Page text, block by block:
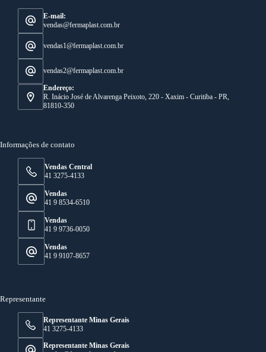
E-mail:
vendas@fermaplast.com.br
vendas1@fermaplast.com.br
vendas2@fermaplast.com.br
Endereço:
R. Inácio José de Alvarenga Peixoto, 220 - Xaxim - Curitiba - PR,
81810-350
Informações de contato
Vendas Central
41 3275-4133
Vendas
41 9 8534-6510
Vendas
41 9 9736-0050
Vendas
41 9 9107-8657
Representante
Representante Minas Gerais
41 3275-4133
Representante Minas Gerais